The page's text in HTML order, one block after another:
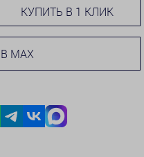
КУПИТЬ В 1 КЛИК
MAX